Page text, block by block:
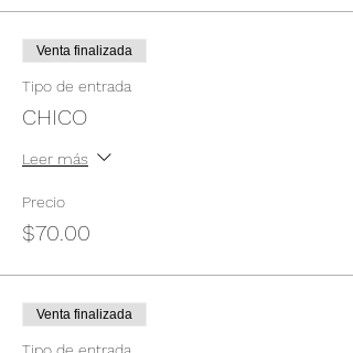
Venta finalizada
Tipo de entrada
CHICO
Leer más
Precio
$70.00
Venta finalizada